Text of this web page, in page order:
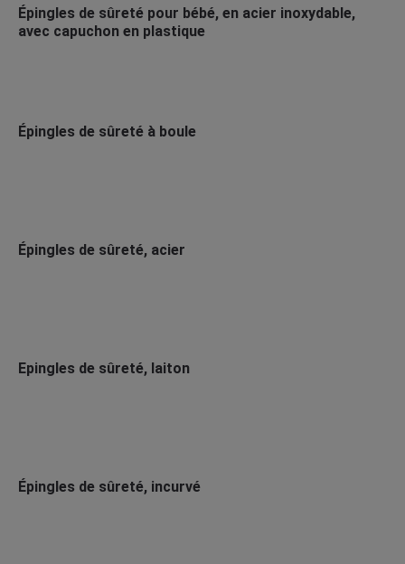
Épingles de sûreté pour bébé, en acier inoxydable,
avec capuchon en plastique
Épingles de sûreté à boule
Épingles de sûreté, acier
Epingles de sûreté, laiton
Épingles de sûreté, incurvé